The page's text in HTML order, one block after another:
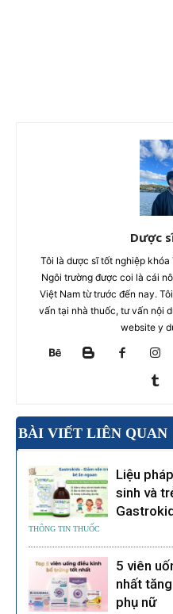
Dược
Tôi là dược sĩ tốt nghiệp
Ngôi trường được coi là cái
Việt Nam từ trước đến nay.
vấn tại nhà thuốc, tư vấn nội
website y
BÀI VIẾT LIÊN QUAN
THÔNG TIN THUỐC
Liệu
sinh và
5 viên
nhất
phụ nữ